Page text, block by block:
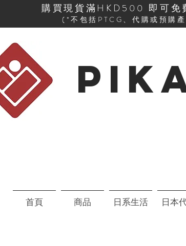
購買現貨滿HKD500 即可免
(*不包括PTCG、代購或預購
首頁 商品 日系生活 日本